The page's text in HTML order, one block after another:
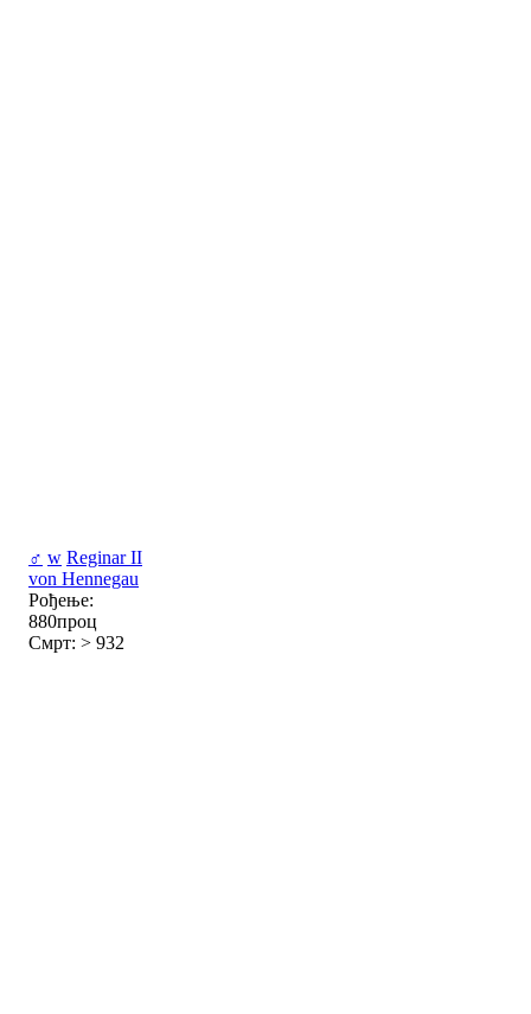
♂ w Reginar II
von Hennegau
Рођење:
880проц
Смрт: > 932